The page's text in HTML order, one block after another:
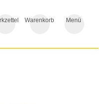
Warenkorb Menü